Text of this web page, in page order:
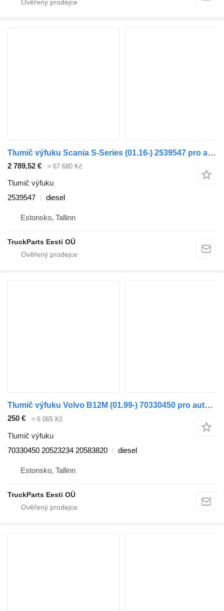
Tlumič výfuku Scania S-Series (01.16-) 2539547 pro autobusy Scania L,P,G,R,S-series (2016-)
2 789,52 € ≈ 67 680 Kč
Tlumič výfuku
2539547
diesel
Estonsko, Tallinn
TruckParts Eesti OÜ
Tlumič výfuku Volvo B12M (01.99-) 70330450 pro autobusy Volvo B6, B7, B9, B10, B12 bus (1978-2011)
250 € ≈ 6 065 Kč
Tlumič výfuku
70330450 20523234 20583820
diesel
Estonsko, Tallinn
TruckParts Eesti OÜ